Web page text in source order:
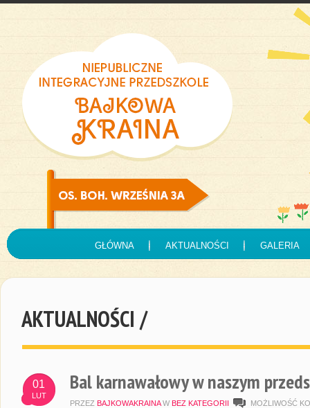
GŁÓWNA AKTUALNOŚCI GALERIA
AKTUALNOŚCI /
01
LUT
Bal karnawałowy w naszym
PRZEZ BAJKOWAKRAINA W BEZ KATEGORII MOŻLIWOŚĆ